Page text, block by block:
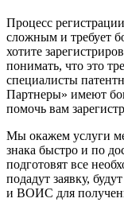
Процесс
сложным и требует
хотите
понимать, что это
специалисты
Партнеры» имеют
помочь вам
Мы окажем услуги
знака быстро и по
подготовят все
подадут заявку,
и ВОИС для